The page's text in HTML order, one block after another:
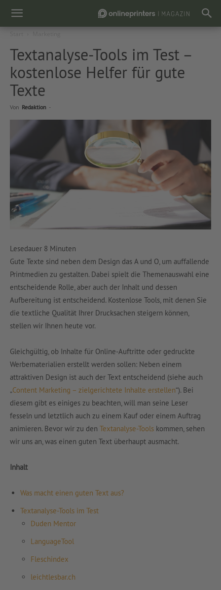
Textanalyse-Tools im Test –
kostenlose Helfer für gute
Texte
Von Redaktion -
Lesedauer 8 Minuten
Gute Texte sind neben dem Design das A und O, um auffallende
Printmedien zu gestalten. Dabei spielt die Themenauswahl eine
entscheidende Rolle, aber auch der Inhalt und dessen
Aufbereitung ist entscheidend. Kostenlose Tools, mit denen Sie
die textliche Qualität Ihrer Drucksachen steigern können,
stellen wir Ihnen heute vor.
Gleichgültig, ob Inhalte für Online-Auftritte oder gedruckte
Werbematerialien erstellt werden sollen: Neben einem
attraktiven Design ist auch der Text entscheidend (siehe auch
„Content Marketing – zielgerichtete Inhalte erstellen“). Bei
diesem gibt es einiges zu beachten, will man seine Leser
fesseln und letztlich auch zu einem Kauf oder einem Auftrag
animieren. Bevor wir zu den Textanalyse-Tools kommen, sehen
wir uns an, was einen guten Text überhaupt ausmacht.
Inhalt
Was macht einen guten Text aus?
Textanalyse-Tools im Test
Duden Mentor
LanguageTool
Fleschindex
leichtlesbar.ch